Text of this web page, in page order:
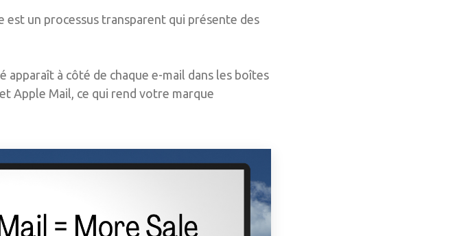
un processus transparent qui présente des
à côté de chaque e-mail dans les boîtes
Apple Mail, ce qui rend votre marque